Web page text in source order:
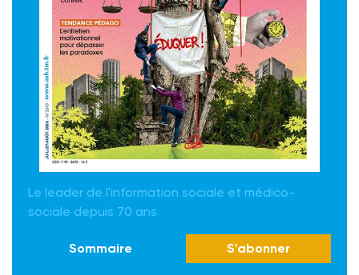
Le leader de l'information sociale et médico-
sociale depuis 70 ans
Sommaire S'abonner